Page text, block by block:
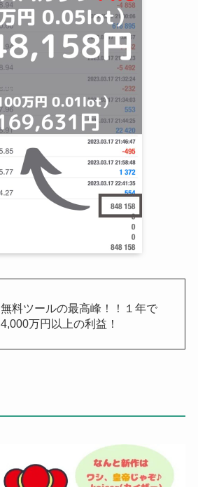
無料ツールの最高峰！！１年で
4,000万円以上の利益！